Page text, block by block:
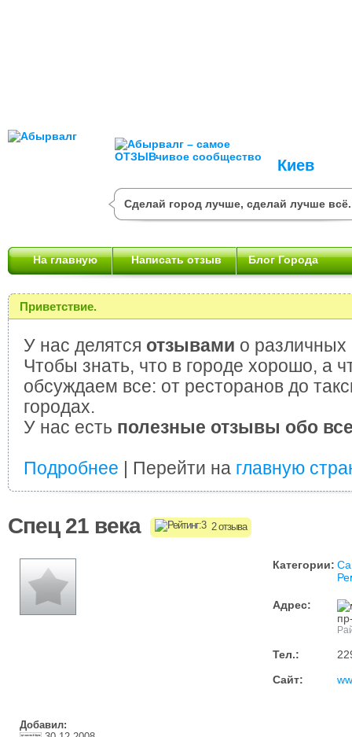
Киев
Сделай город лучше, сделай лучше всё.
На главную Написать отзыв Блог Города
Приветствие.
У нас делятся отзывами о различных
Чтобы знать, что в городе хорошо, а
обсуждаем все: от ресторанов до
городах.
У нас есть полезные отзывы обо
Подробнее | Перейти на главную
Спец 21 века 2 отзыва
Категории:
Адрес:
Тел.:
Сайт:
Добавил: